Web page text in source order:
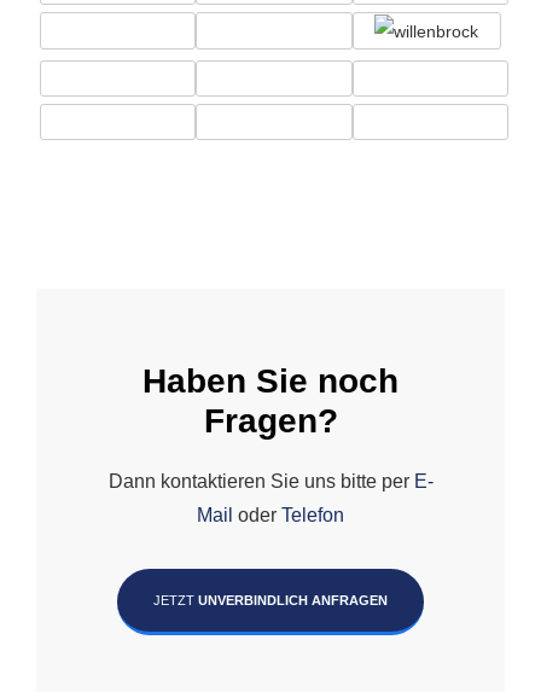
Haben Sie noch
Fragen?
Dann kontaktieren Sie uns bitte per E-
Mail oder Telefon
JETZT UNVERBINDLICH ANFRAGEN